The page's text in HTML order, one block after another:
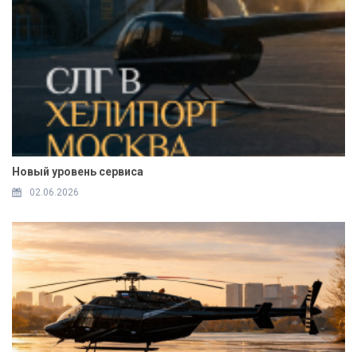
Новый уровень сервиса
02.06.2026